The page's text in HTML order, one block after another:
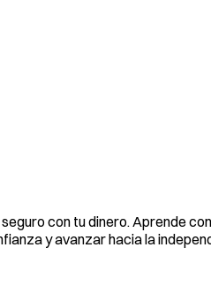
con tu dinero. Aprende
y avanzar hacia la